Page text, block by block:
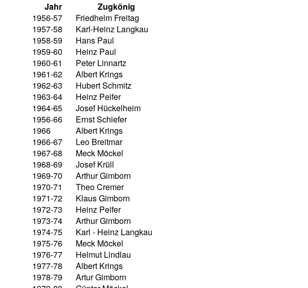
Jahr
Zugkönig
1956-57
Friedhelm Freitag
1957-58
Karl-Heinz Langkau
1958-59
Hans Paul
1959-60
Heinz Paul
1960-61
Peter Linnartz
1961-62
Albert Krings
1962-63
Hubert Schmitz
1963-64
Heinz Peifer
1964-65
Josef Hückelheim
1956-66
Ernst Schiefer
1966
Albert Krings
1966-67
Leo Breitmar
1967-68
Meck Möckel
1968-69
Josef Krüll
1969-70
Arthur Gimborn
1970-71
Theo Cremer
1971-72
Klaus Gimborn
1972-73
Heinz Peifer
1973-74
Arthur Gimborn
1974-75
Karl - Heinz Langkau
1975-76
Meck Möckel
1976-77
Helmut Lindlau
1977-78
Albert Krings
1978-79
Artur Gimborn